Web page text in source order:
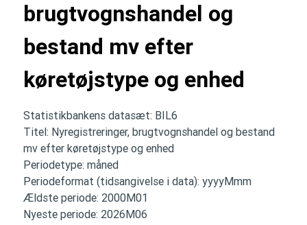
brugtvognshandel og
bestand mv efter
køretøjstype og enhed
Statistikbankens datasæt: BIL6
Titel: Nyregistreringer, brugtvognshandel og bestand
mv efter køretøjstype og enhed
Periodetype: måned
Periodeformat (tidsangivelse i data): yyyyMmm
Ældste periode: 2000M01
Nyeste periode: 2026M06